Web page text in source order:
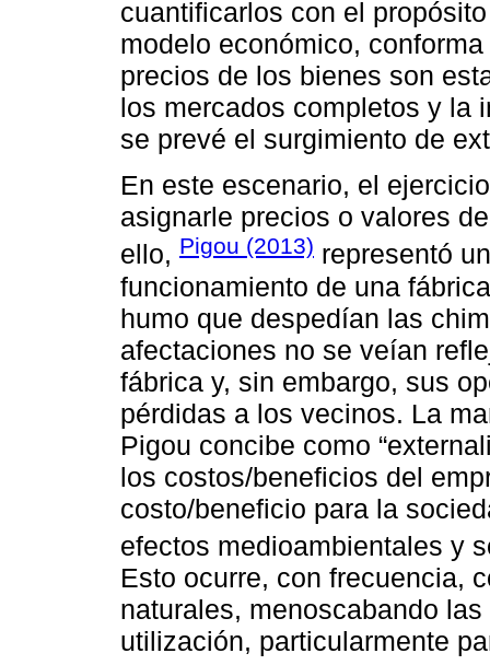
cuantificarlos con el
modelo económico,
precios de los bienes son
los mercados completos y la
se prevé el surgimiento de
En este escenario, el
asignarle precios o valores
ello, Pigou (2013) representó
funcionamiento de una
humo que despedían las
afectaciones no se veían
fábrica y, sin embargo, sus
pérdidas a los vecinos. La
Pigou concibe como
los costos/beneficios del
costo/beneficio para la
efectos medioambientales y
Esto ocurre, con frecuencia,
naturales, menoscabando
utilización, particularmente